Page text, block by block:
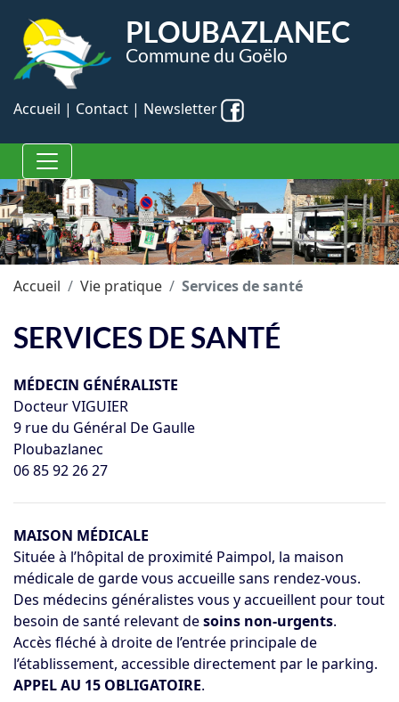
PLOUBAZLANEC
Commune du Goëlo
Accueil | Contact | Newsletter
Accueil Vie pratique Services de santé
SERVICES DE SANTÉ
MÉDECIN GÉNÉRALISTE
Docteur VIGUIER
9 rue du Général De Gaulle
Ploubazlanec
06 85 92 26 27
MAISON MÉDICALE
Située à l’hôpital de proximité Paimpol, la maison
médicale de garde vous accueille sans rendez-vous.
Des médecins généralistes vous y accueillent pour tout
besoin de santé relevant desoins non-urgents.
Accès fléché à droite de l’entrée principale de
l’établissement, accessible directement par le parking.
APPEL AU 15 OBLIGATOIRE.